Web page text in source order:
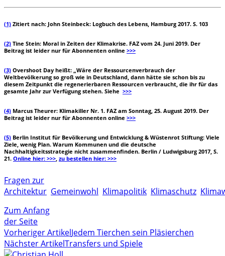
(1) Zitiert nach: John Steinbeck: Logbuch des Lebens, Hamburg 2017. S. 103
(2) Tine Stein: Moral in Zeiten der Klimakrise. FAZ vom 24. Juni 2019. Der
Beitrag ist leider nur für Abonnenten online >>>
(3) Overshoot Day heißt: „Wäre der Ressourcenverbrauch der
Weltbevölkerung so groß wie in Deutschland, dann hätte sie schon bis zu
diesem Zeitpunkt die regenerierbaren Ressourcen verbraucht, die ihr für das
gesamte Jahr zur Verfügung stehen. Siehe >>>
(4) Marcus Theurer: Klimakiller Nr. 1. FAZ am Sonntag, 25. August 2019. Der
Beitrag ist leider nur für Abonnenten online >>>
(5) Berlin Institut für Bevölkerung und Entwicklung & Wüstenrot Stiftung: Viele
Ziele, wenig Plan. Warum Kommunen und die deutsche
Nachhaltigkeitsstrategie nicht zusammenfinden. Berlin / Ludwigsburg 2017, S.
21. Online hier: >>>, zu bestellen hier: >>>
Fragen zur
Architektur Gemeinwohl Klimapolitik Klimaschutz
Zum Anfang
der Seite
Vorheriger ArtikelJedem Tierchen sein Pläsierchen
Nächster ArtikelTransfers und Spiele